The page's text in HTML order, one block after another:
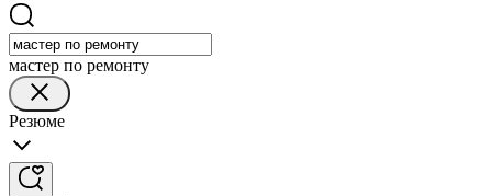
мастер по ремонту
Резюме